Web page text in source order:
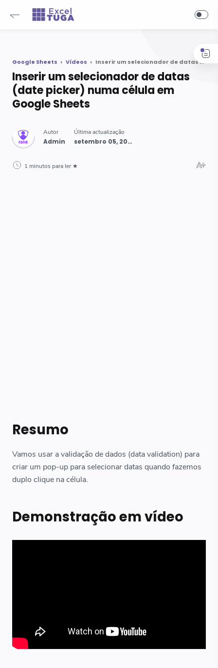
Google Sheets Vídeos Inserir um selecionador de datas (date picker) numa célula em Google Sheets
Inserir um selecionador de datas
(date picker) numa célula em
Google Sheets
1 minutos para ler
Resumo
Vamos usar a validação de dados (data validation) para
criar um pop-up para selecionar datas quando fazemos
duplo clique na célula.
Demonstração em vídeo